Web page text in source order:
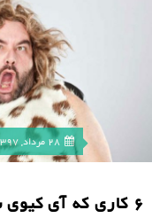
28 مرداد, 1397
۶ کاری که آی کیوی شما را پایین می‌آورد